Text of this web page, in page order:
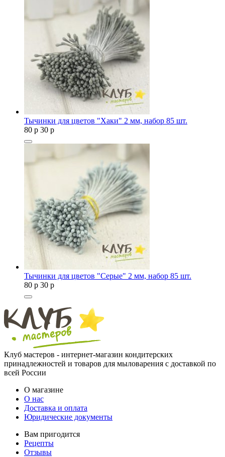
Тычинки для цветов "Хаки" 2 мм, набор 85 шт.
80 p 30 p
Тычинки для цветов "Серые" 2 мм, набор 85 шт.
80 p 30 p
Клуб мастеров - интернет-магазин кондитерских
принадлежностей и товаров для мыловарения с доставкой по
всей России
О магазине
О нас
Доставка и оплата
Юридические документы
Вам пригодится
Рецепты
Отзывы